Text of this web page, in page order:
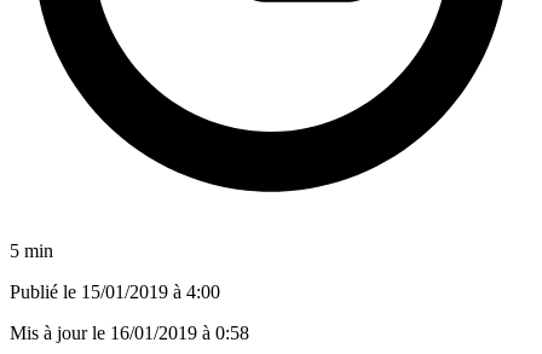
5 min
Publié le 15/01/2019 à 4:00
Mis à jour le 16/01/2019 à 0:58